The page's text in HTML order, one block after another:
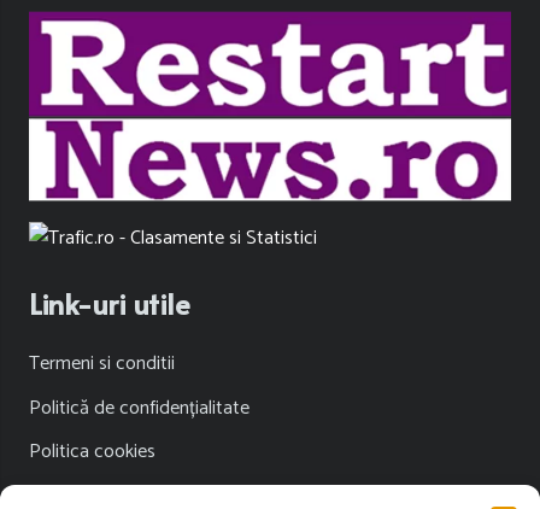
Link-uri utile
Termeni si conditii
Politică de confidențialitate
Politica cookies
Publicitate